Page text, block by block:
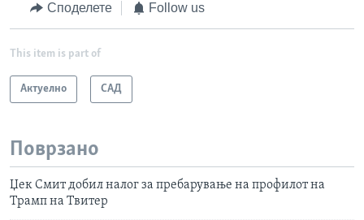
Споделете Follow us
This item is part of
Актуелно САД
Поврзано
Џек Смит добил налог за пребарување на профилот на
Трамп на Твитер